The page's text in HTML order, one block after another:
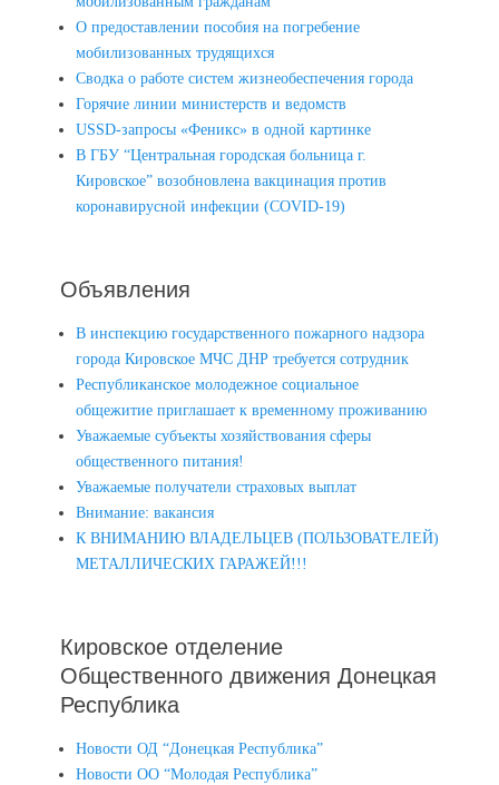
О предоставлении пособия на погребение
мобилизованных трудящихся
Сводка о работе систем жизнеобеспечения города
Горячие линии министерств и ведомств
USSD-запросы «Феникс» в одной картинке
В ГБУ “Центральная городская больница г.
Кировское” возобновлена вакцинация против
коронавирусной инфекции (COVID-19)
Объявления
В инспекцию государственного пожарного надзора
города Кировское МЧС ДНР требуется сотрудник
Республиканское молодежное социальное
общежитие приглашает к временному проживанию
Уважаемые субъекты хозяйствования сферы
общественного питания!
Уважаемые получатели страховых выплат
Внимание: вакансия
К ВНИМАНИЮ ВЛАДЕЛЬЦЕВ (ПОЛЬЗОВАТЕЛЕЙ)
МЕТАЛЛИЧЕСКИХ ГАРАЖЕЙ!!!
Кировское отделение
Общественного движения Донецкая
Республика
Новости ОД “Донецкая Республика”
Новости ОО “Молодая Республика”